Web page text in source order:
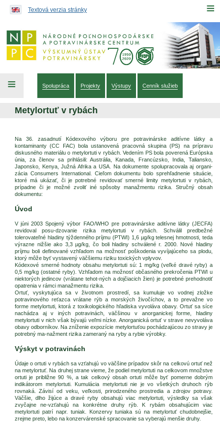
≡
Textová verzia stránky
≡ Spolupráca Projekty Výstupy Cenník služieb
Metylortuť v rybách
Na 36. zasadnutí Kódexového výboru pre potravinárske aditívne látky a
kontaminanty (CC FAC) bola ustanovená pracovná skupina (PS) na prípravu
diskusného materiálu o metylortuti v rybách. Vedením PS bola poverená Európska
únia, za členov sa prihlásili: Austrália, Kanada, Francúzsko, India, Taliansko,
Japonsko, Kenya, Južná Afrika a USA. Na dokumente spolupracovala aj organi-
zácia Consumers International. Cieľom dokumentu bolo sprehľadnenie situácie,
ktoré má ukázať, či je potrebné revidovať smerné limity metylortuti v rybách,
prípadne či je možné zvoliť iné spôsoby manažmentu rizika. Stručný obsah
dokumentu:
Úvod
V júni 2003 Spojený výbor FAO/WHO pre potravinárske aditívne látky (JECFA)
revidoval posu-dzovanie rizika metylortuti v rybách. Schválil predbežné
tolerovateľné hladiny týždenného príjmu (PTWI) 1,6 µg/kg telesnej hmotnosti, teda
výrazne nižšie ako 3,3 µg/kg, čo boli hladiny schválené r. 2000. Nové hladiny
príjmu boli definované vzhľadom na možnosť poškodenia vyvíjajúceho sa plodu,
ktorý môže byť vystavený väčšiemu riziku toxických vplyvov.
Kódexové smerné hodnoty obsahu metylortuti sú: 1 mg/kg (veľké dravé ryby) a
0,5 mg/kg (ostatné ryby). Vzhľadom na možnosť občasného prekročenia PTWI u
niektorých jedincov (vrátane tehot-ných a dojčiacich žien) je potrebné prehodnotiť
opatrenia v rámci manažmentu rizika.
Ortuť, vyskytujúca sa v životnom prostredí, sa kumuluje vo vodnej zložke
potravinového reťazca vrátane rýb a morských živočíchov, a to prevažne vo
forme metylortuti, ktorá z toxikologického hľadiska vyvoláva obavy. Ortuť sa síce
nachádza aj v iných potravinách, väčšinou v anorganickej forme, hladiny
metylortuti v nich však bývajú veľmi nízke. Anorganická ortuť v strave nevyvoláva
obavy odborníkov. Na zníženie expozície metylortuťou pochádzajúcou zo stravy je
potrebný ma-nažment rizika zameraný na ryby a rybie výrobky.
Výskyt v potravinách
Údaje o ortuti v rybách sa vzťahujú vo väčšine prípadov skôr na celkovú ortuť než
na metylortuť. Na druhej strane vieme, že podiel metylortuti na celkovom množstve
ortuti je približne 90 %, a tak celkový obsah ortuti môže byť pomerne dobrým
indikátorom metylortuti. Kumulácia metylortuti nie je vo všetkých druhoch rýb
rovnaká. Závisí od veku, veľkosti, prirodzeného prostredia a zdrojov potravy.
Väčšie, dlho žijúce a dravé ryby obsahujú viac metylortuti, výsledky sa však
zvyčajne ne-vzťahujú na konkrétne druhy rýb. K rybám obsahujúcim viac
metylortuti patrí napr. tuniak. Konzervy tuniaka sú na metylortuť chudobnejšie,
zrejme preto, lebo na konzervárenské spracovanie sa vyberajú menšie druhy.